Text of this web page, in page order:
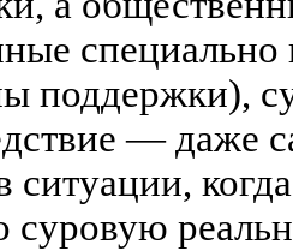
специально
поддержки),
— даже
ситуации,
суровую